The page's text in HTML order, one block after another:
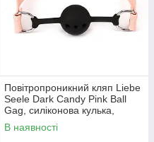
Повітропроникний кляп Liebe
Seele Dark Candy Pink Ball
Gag, силіконова кулька,
діаметр 4,3 см
В наявності